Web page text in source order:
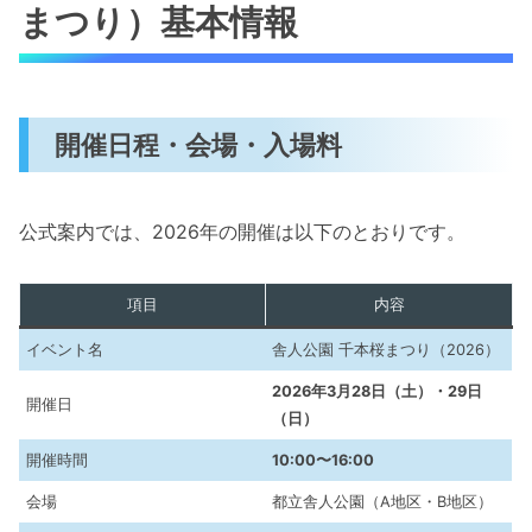
まつり）基本情報
開催日程・会場・入場料
公式案内では、2026年の開催は以下のとおりです。
項目 内容
イベント名 舎人公園 千本桜まつり（2026）
開催日
2026年3月28日（土）・29日
（日）
開催時間 10:00〜16:00
会場 都立舎人公園（A地区・B地区）